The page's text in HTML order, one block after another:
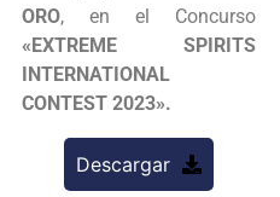
ORO, en el Concurso
«EXTREME SPIRITS
INTERNATIONAL
CONTEST 2023».
Descargar